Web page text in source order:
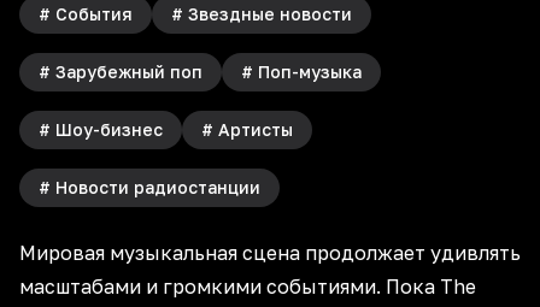
# События # Звездные новости
# Зарубежный поп # Поп-музыка
# Шоу-бизнес # Артисты
# Новости радиостанции
Мировая музыкальная сцена продолжает удивлять
масштабами и громкими событиями. Пока The